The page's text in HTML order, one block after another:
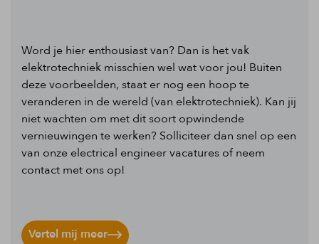
Word je hier enthousiast van? Dan is het vak
elektrotechniek misschien wel wat voor jou! Buiten
deze voorbeelden, staat er nog een hoop te
veranderen in de wereld (van elektrotechniek). Kan jij
niet wachten om met dit soort opwindende
vernieuwingen te werken? Solliciteer dan snel op een
van onze electrical engineer vacatures of neem
contact met ons op!
Vertel mij meer